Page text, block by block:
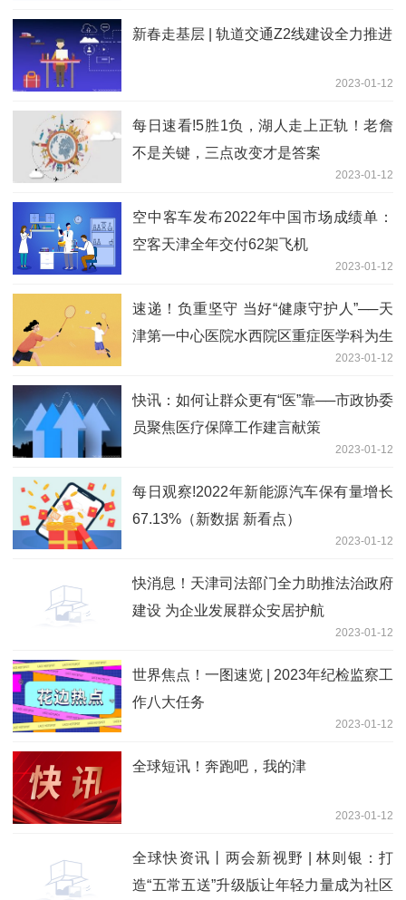
新春走基层 | 轨道交通Z2线建设全力推进
2023-01-12
每日速看!5胜1负，湖人走上正轨！老詹
不是关键，三点改变才是答案
2023-01-12
空中客车发布2022年中国市场成绩单：
空客天津全年交付62架飞机
2023-01-12
速递！负重坚守 当好“健康守护人”──天
津第一中心医院水西院区重症医学科为生
2023-01-12
快讯：如何让群众更有“医”靠──市政协委
员聚焦医疗保障工作建言献策
2023-01-12
每日观察!2022年新能源汽车保有量增长
67.13%（新数据 新看点）
2023-01-12
快消息！天津司法部门全力助推法治政府
建设 为企业发展群众安居护航
2023-01-12
世界焦点！一图速览 | 2023年纪检监察工
作八大任务
2023-01-12
全球短讯！奔跑吧，我的津
2023-01-12
全球快资讯丨两会新视野 | 林则银：打
造“五常五送”升级版让年轻力量成为社区